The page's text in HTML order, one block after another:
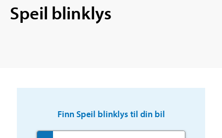
Speil blinklys
Finn Speil blinklys til din bil